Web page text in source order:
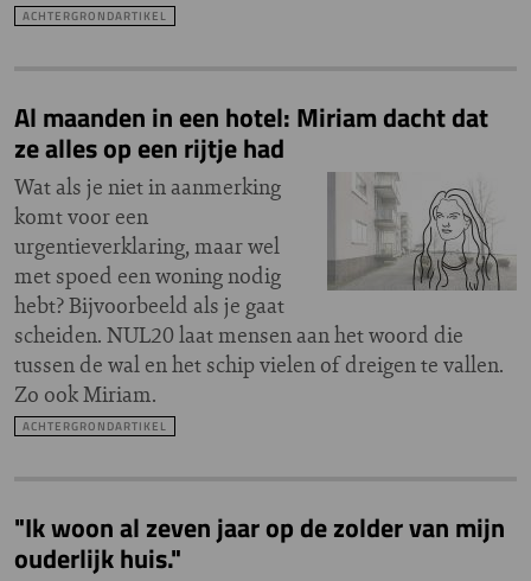
ACHTERGRONDARTIKEL
Al maanden in een hotel: Miriam dacht dat
ze alles op een rijtje had
Wat als je niet in aanmerking
komt voor een
urgentieverklaring, maar wel
met spoed een woning nodig
hebt? Bijvoorbeeld als je gaat
scheiden. NUL20 laat mensen aan het woord die
tussen de wal en het schip vielen of dreigen te vallen.
Zo ook Miriam.
ACHTERGRONDARTIKEL
"Ik woon al zeven jaar op de zolder van mijn
ouderlijk huis."